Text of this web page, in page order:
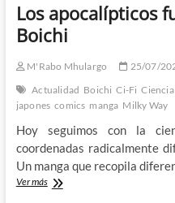
Los apocalípticos
Boichi
M'Rabo Mhulargo 25/07/
Actualidad Boichi Ci-Fi
japones comics manga Milky Way
Hoy seguimos con la
coordenadas radicalmente
Un manga que recopila
Ver másLos